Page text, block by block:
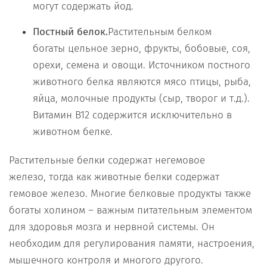
могут содержать йод.
Постный белок.Растительным белком
богаты цельное зерно, фрукты, бобовые, соя,
орехи, семена и овощи. Источником постного
животного белка являются мясо птицы, рыба,
яйца, молочные продукты (сыр, творог и т.д.).
Витамин B12 содержится исключительно в
животном белке.
Растительные белки содержат негемовое
железо, тогда как животные белки содержат
гемовое железо. Многие белковые продукты также
богаты холином – важным питательным элементом
для здоровья мозга и нервной системы. Он
необходим для регулирования памяти, настроения,
мышечного контроля и многого другого.